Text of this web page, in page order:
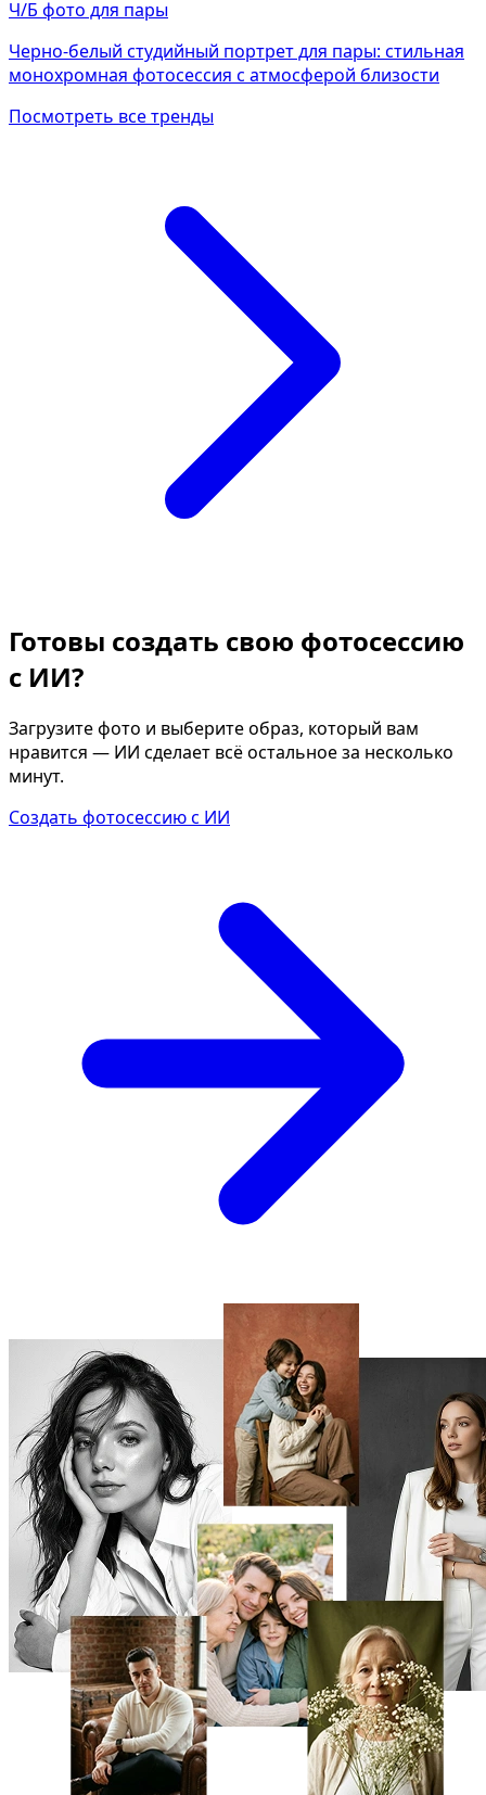
Ч/Б фото для пары
Черно-белый студийный портрет для пары: стильная
монохромная фотосессия с атмосферой близости
Посмотреть все тренды
Готовы создать свою фотосессию
с ИИ?
Загрузите фото и выберите образ, который вам
нравится — ИИ сделает всё остальное за несколько
минут.
Создать фотосессию с ИИ